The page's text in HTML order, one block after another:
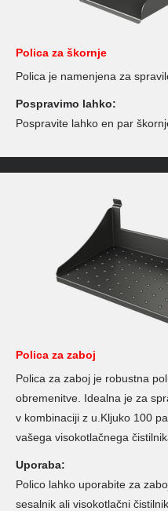
Polica za škornje
Polica je namenjena za
Pospravimo lahko:
Pospravite lahko en par
Polica za zaboj
Polica za zaboj je robustna
obremenitve. Idealna je za
v kombinaciji z u.Kljuko 100
vašega visokotlačnega
Uporaba:
Polico lahko uporabite za
sesalnik ali visokotlačni čistilnik.